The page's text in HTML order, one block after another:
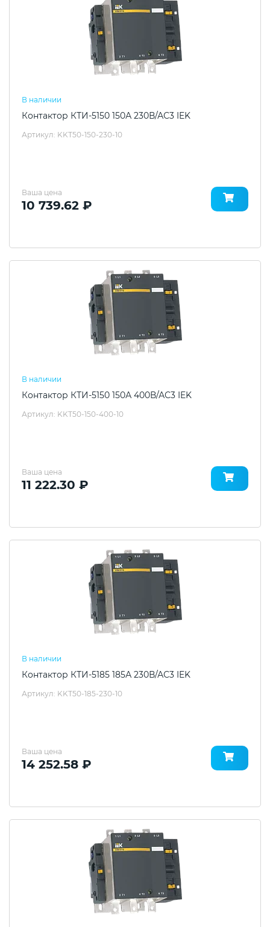
В наличии
Контактор КТИ-5150 150А 230В/АС3 IEK
Артикул: KKT50-150-230-10
Ваша цена
10 739.62 ₽
В наличии
Контактор КТИ-5150 150А 400В/АС3 IEK
Артикул: KKT50-150-400-10
Ваша цена
11 222.30 ₽
В наличии
Контактор КТИ-5185 185А 230В/АС3 IEK
Артикул: KKT50-185-230-10
Ваша цена
14 252.58 ₽